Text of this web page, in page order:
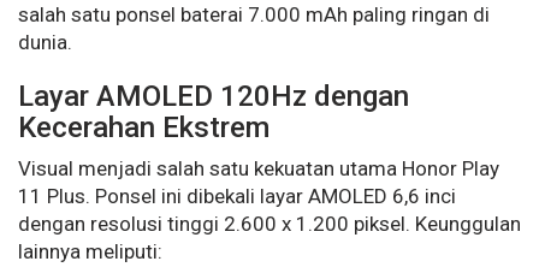
salah satu ponsel baterai 7.000 mAh paling ringan di
dunia.
Layar AMOLED 120Hz dengan
Kecerahan Ekstrem
Visual menjadi salah satu kekuatan utama Honor Play
11 Plus. Ponsel ini dibekali layar AMOLED 6,6 inci
dengan resolusi tinggi 2.600 x 1.200 piksel. Keunggulan
lainnya meliputi: